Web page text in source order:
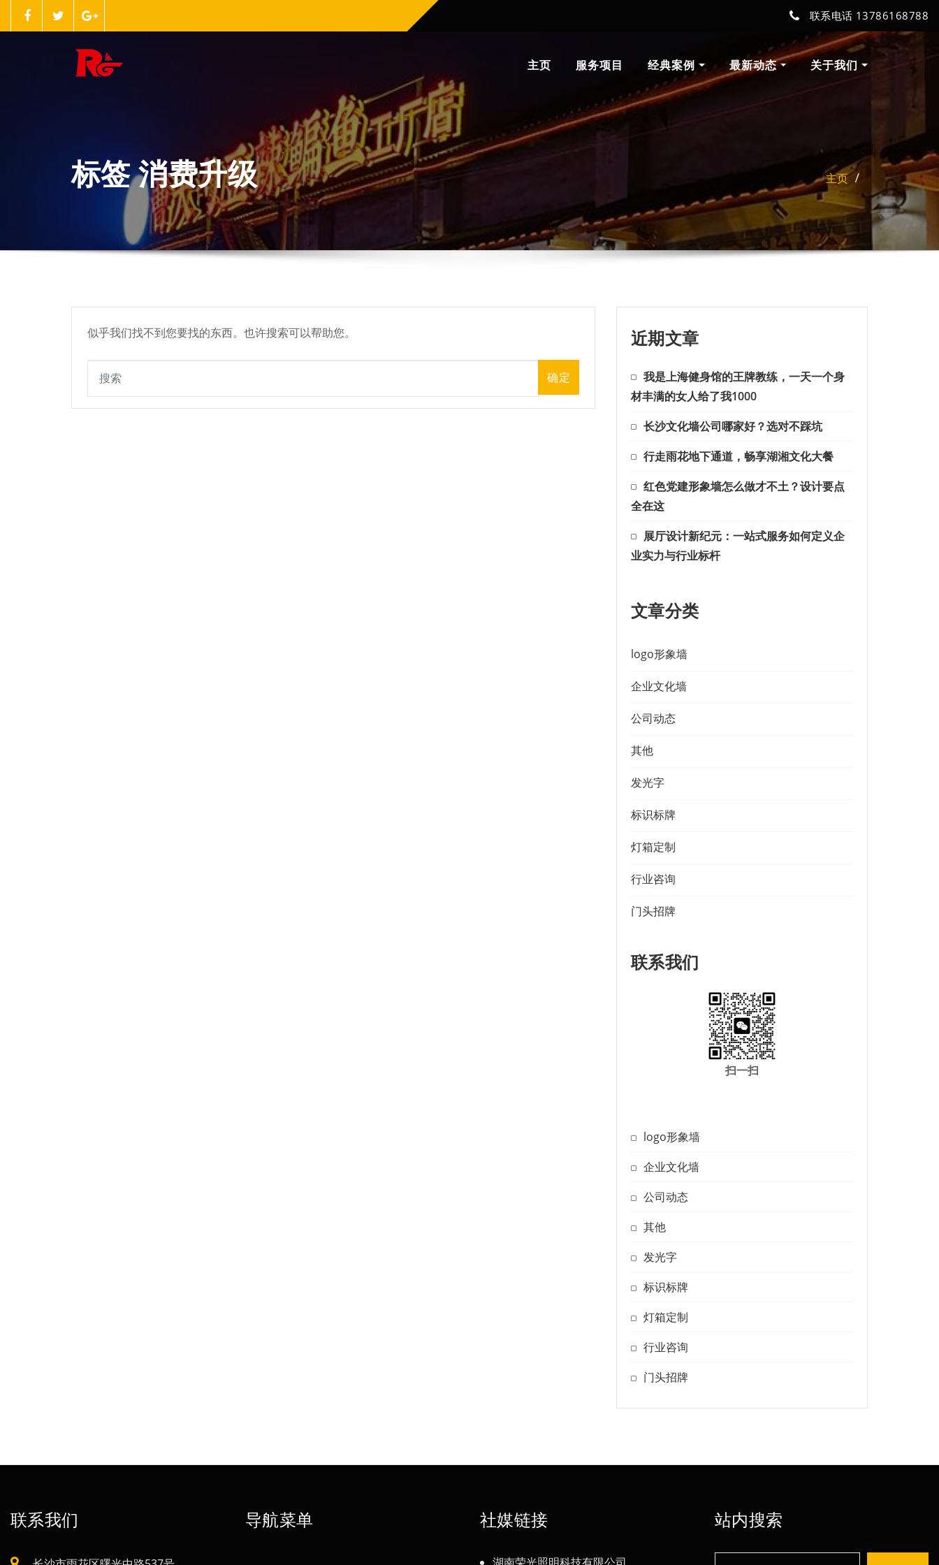
至
联系电话 13786168788
主页 服务项目 经典案例 最新动态 关于我们
标签 消费升级 主页
似乎我们找不到您要找的东西。也许搜索可以帮助您。
确定
近期文章
我是上海健身馆的王牌教练，一天一个身
材丰满的女人给了我1000
长沙文化墙公司哪家好？选对不踩坑
行走雨花地下通道，畅享湖湘文化大餐
红色党建形象墙怎么做才不土？设计要点
全在这
展厅设计新纪元：一站式服务如何定义企
业实力与行业标杆
文章分类
logo形象墙
企业文化墙
公司动态
其他
发光字
标识标牌
灯箱定制
行业咨询
门头招牌
联系我们
扫一扫
logo形象墙
企业文化墙
公司动态
其他
发光字
标识标牌
灯箱定制
行业咨询
门头招牌
联系我们 导航菜单 社媒链接 站内搜索